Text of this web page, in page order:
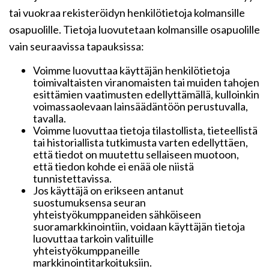
tai vuokraa rekisteröidyn henkilötietoja kolmansille
osapuolille. Tietoja luovutetaan kolmansille osapuolille
vain seuraavissa tapauksissa:
Voimme luovuttaa käyttäjän henkilötietoja
toimivaltaisten viranomaisten tai muiden tahojen
esittämien vaatimusten edellyttämällä, kulloinkin
voimassaolevaan lainsäädäntöön perustuvalla,
tavalla.
Voimme luovuttaa tietoja tilastollista, tieteellistä
tai historiallista tutkimusta varten edellyttäen,
että tiedot on muutettu sellaiseen muotoon,
että tiedon kohde ei enää ole niistä
tunnistettavissa.
Jos käyttäjä on erikseen antanut
suostumuksensa seuran
yhteistyökumppaneiden sähköiseen
suoramarkkinointiin, voidaan käyttäjän tietoja
luovuttaa tarkoin valituille
yhteistyökumppaneille
markkinointitarkoituksiin.